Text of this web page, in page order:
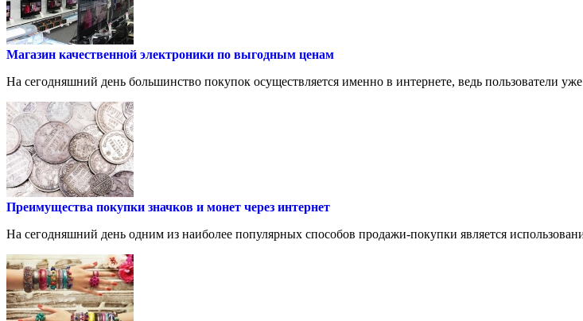
Магазин качественной электроники по выгодным ценам
На сегодняшний день большинство покупок осуществляется именно в интернете, ведь пользователи
Преимущества покупки значков и монет через интернет
На сегодняшний день одним из наиболее популярных способов продажи-покупки является